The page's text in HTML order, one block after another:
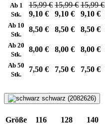
Ab 1
Stk.
15,99 €
9,10 €
15,99 €
9,10 €
15,99 €
9,10 €
Ab 10
Stk.
8,50 € 8,50 € 8,50 €
Ab 20
Stk.
8,00 € 8,00 € 8,00 €
Ab 50
Stk.
7,50 € 7,50 € 7,50 €
schwarz (2082626)
Größe 116 128 140